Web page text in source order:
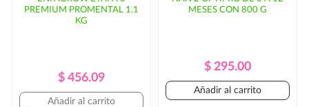
PREMIUM PROMENTAL 1.1
KG
Precio
Regular
Precio
$ 456.09
Añadir al carrito
MESES CON 800 G
Precio
Regular
Precio
$ 295.00
Añadir al carrito